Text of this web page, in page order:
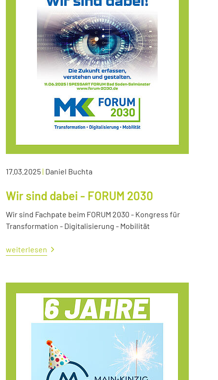
17.03.2025| Daniel Buchta
Wir sind dabei - FORUM 2030
Wir sind Fachpate beim FORUM 2030 - Kongress für
Transformation - Digitalisierung - Mobilität
weiterlesen